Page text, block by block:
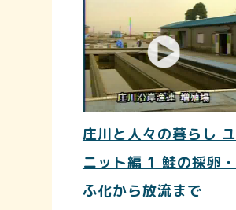
庄川と人々の暮らし ユ
ニット編 1 鮭の採卵・
ふ化から放流まで